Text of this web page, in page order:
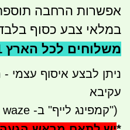
אפשרות הרחבה תוספת
במלאי צבע כסוף
משלוחים לכל הארץ 41 שח
עקיבא
")קמפינג לייף" ב- waze